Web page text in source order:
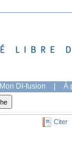
Mon DI-fusion | À
Citer